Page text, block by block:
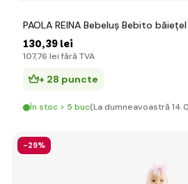
PAOLA REINA Bebeluș Bebito
130,39 lei
107,76 lei fără TVA
+ 28 puncte
În stoc > 5 buc(La dumneavoastră
-29%